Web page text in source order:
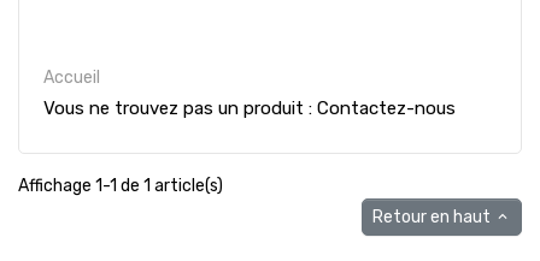
Accueil
Vous ne trouvez pas un produit : Contactez-nous
Affichage 1-1 de 1 article(s)
Retour en haut 